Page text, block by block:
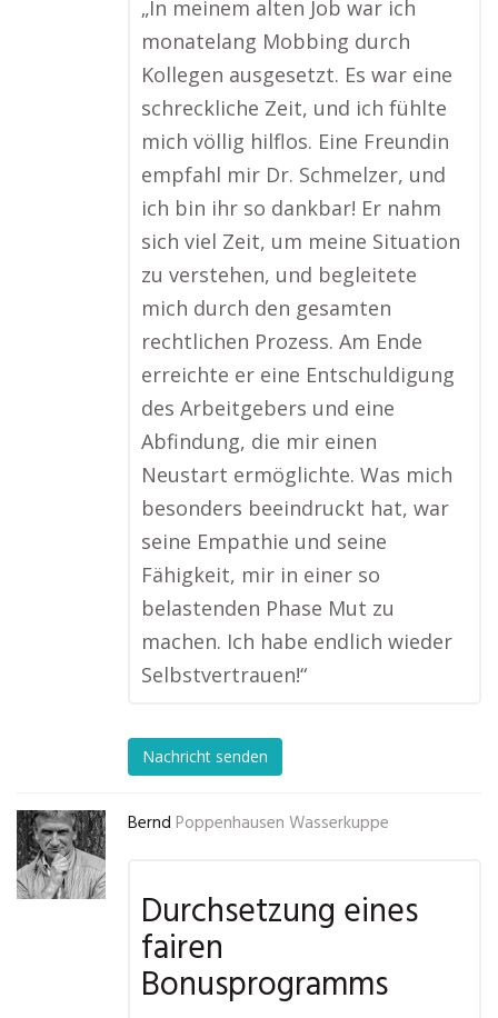
„In meinem alten Job war ich
monatelang Mobbing durch
Kollegen ausgesetzt. Es war eine
schreckliche Zeit, und ich fühlte
mich völlig hilflos. Eine Freundin
empfahl mir Dr. Schmelzer, und
ich bin ihr so dankbar! Er nahm
sich viel Zeit, um meine Situation
zu verstehen, und begleitete
mich durch den gesamten
rechtlichen Prozess. Am Ende
erreichte er eine Entschuldigung
des Arbeitgebers und eine
Abfindung, die mir einen
Neustart ermöglichte. Was mich
besonders beeindruckt hat, war
seine Empathie und seine
Fähigkeit, mir in einer so
belastenden Phase Mut zu
machen. Ich habe endlich wieder
Selbstvertrauen!“
Nachricht senden
Bernd Poppenhausen Wasserkuppe
Durchsetzung eines
fairen
Bonusprogramms